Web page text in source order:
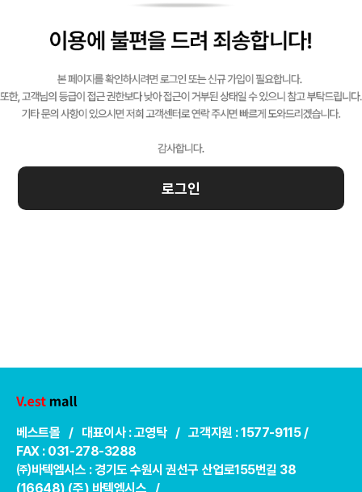
로그인
베스트몰 / 대표이사 : 고영탁 / 고객지원 : 1577-9115 /
FAX : 031-278-3288
㈜바텍엠시스 : 경기도 수원시 권선구 산업로155번길 38
(16648) (주) 바텍엠시스 /